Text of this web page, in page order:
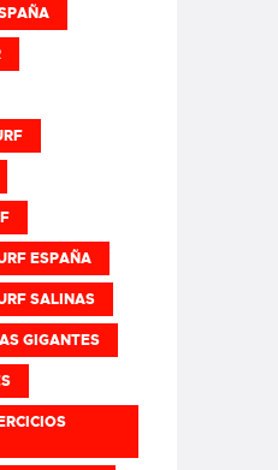
ESPAÑA
SALINAS
GIGANTES